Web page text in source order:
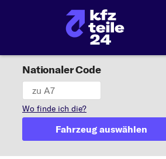
Nationaler Code
Wo finde ich die?
Fahrzeug auswählen